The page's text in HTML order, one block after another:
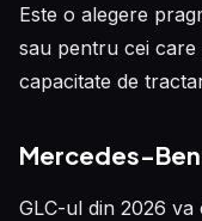
Este o alegere
sau pentru cei care
capacitate de
Mercedes-
GLC-ul din 2026